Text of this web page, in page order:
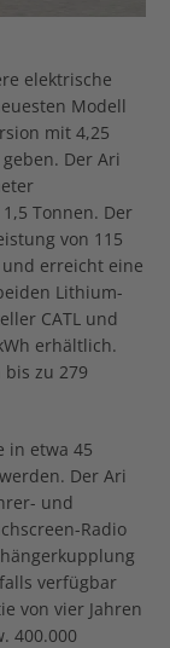
elektrische
Modell
mit 4,25
Der Ari
Tonnen. Der
von 115
erreicht eine
Lithium-
CATL und
erhältlich.
zu 279
in etwa 45
Der Ari
und
Radio
verfügbar
von vier Jahren
400.000